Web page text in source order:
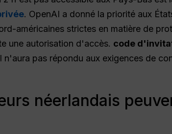
. OpenAI a donné la priorité aux
américaines strictes en matière de
une autorisation d'accès. code
pas répondu aux exigences de
néerlandais